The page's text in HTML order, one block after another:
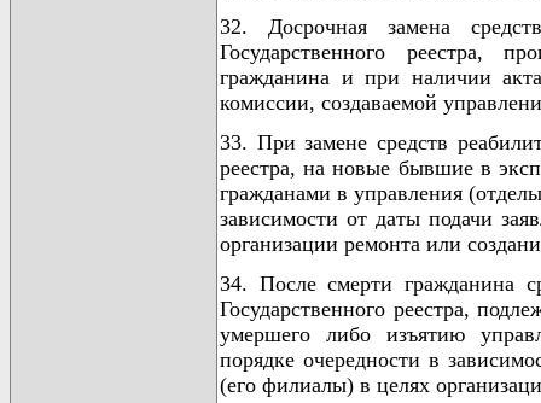
32. Досрочная замена
Государственного реестра,
гражданина и при наличии
комиссии, создаваемой
33. При замене средств
реестра, на новые бывшие в
гражданами в управления
зависимости от даты подачи
организации ремонта или
34. После смерти гражданина
Государственного реестра,
умершего либо изъятию
порядке очередности в
(его филиалы) в целях